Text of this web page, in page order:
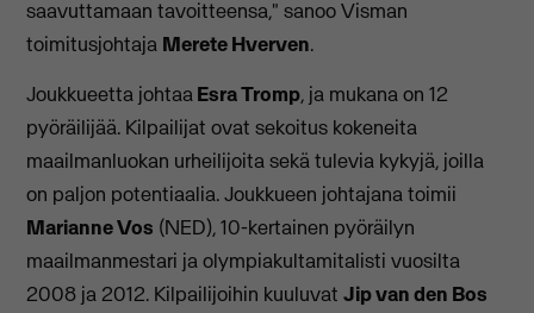
saavuttamaan tavoitteensa," sanoo Visman
toimitusjohtaja Merete Hverven.
Joukkueetta johtaaEsra Tromp, ja mukana on 12
pyöräilijää. Kilpailijat ovat sekoitus kokeneita
maailmanluokan urheilijoita sekä tulevia kykyjä, joilla
on paljon potentiaalia. Joukkueen johtajana toimii
Marianne Vos (NED), 10-kertainen pyöräilyn
maailmanmestari ja olympiakultamitalisti vuosilta
2008 ja 2012. Kilpailijoihin kuuluvatJip van den Bos